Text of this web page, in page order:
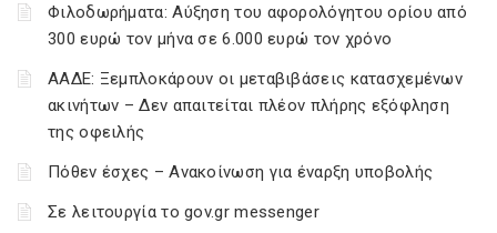
Φιλοδωρήματα: Αύξηση του αφορολόγητου ορίου από
300 ευρώ τον μήνα σε 6.000 ευρώ τον χρόνο
ΑΑΔΕ: Ξεμπλοκάρουν οι μεταβιβάσεις κατασχεμένων
ακινήτων – Δεν απαιτείται πλέον πλήρης εξόφληση
της οφειλής
Πόθεν έσχες – Ανακοίνωση για έναρξη υποβολής
Σε λειτουργία το gov.gr messenger